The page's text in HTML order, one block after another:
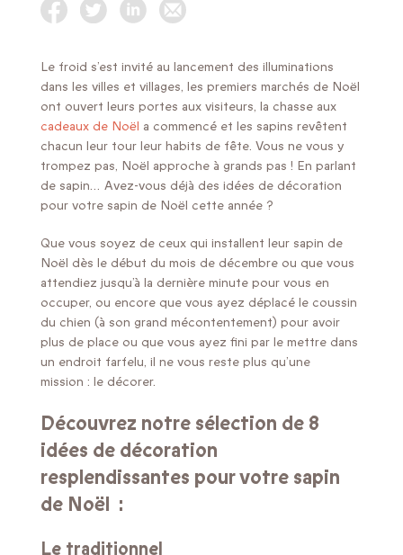
Le froid s’est invité au lancement des illuminations
dans les villes et villages, les premiers marchés de Noël
ont ouvert leurs portes aux visiteurs, la chasse aux
cadeaux de Noël a commencé et les sapins revêtent
chacun leur tour leur habits de fête. Vous ne vous y
trompez pas, Noël approche à grands pas ! En parlant
de sapin… Avez-vous déjà des idées de décoration
pour votre sapin de Noël cette année ?
Que vous soyez de ceux qui installent leur sapin de
Noël dès le début du mois de décembre ou que vous
attendiez jusqu’à la dernière minute pour vous en
occuper, ou encore que vous ayez déplacé le coussin
du chien (à son grand mécontentement) pour avoir
plus de place ou que vous ayez fini par le mettre dans
un endroit farfelu, il ne vous reste plus qu’une
mission : le décorer.
Découvrez notre sélection de 8
idées de décoration
resplendissantes pour votre sapin
de Noël :
Le traditionnel